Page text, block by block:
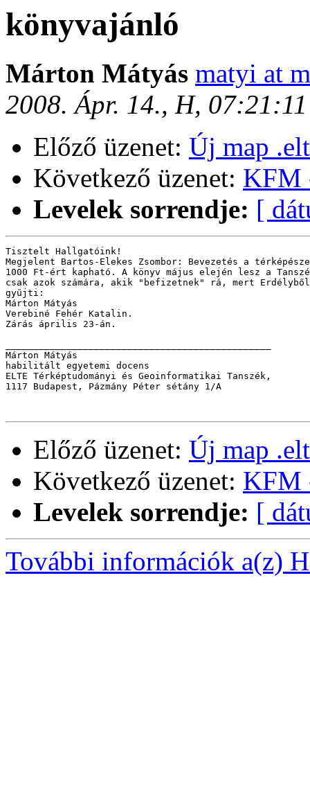
könyvajánló
Márton Mátyás matyi at
2008. Ápr. 14., H,
Előző üzenet: Új map
Következő üzenet: KFM
Levelek sorrendje: [
Tisztelt Hallgatóink!
Megjelent Bartos-Elekes Zsombor: Bevezetés a
1000 Ft-ért kapható. A könyv május elején lesz a
csak azok számára, akik "befizetnek" rá, mert
gyűjti:
Márton Mátyás
Verebiné Fehér Katalin.
Zárás április 23-án.
Márton Mátyás
habilitált egyetemi docens
ELTE Térképtudományi és Geoinformatikai Tanszék,
1117 Budapest, Pázmány Péter sétány 1/A
Előző üzenet: Új map
Következő üzenet: KFM
Levelek sorrendje: [
További információk a(z)